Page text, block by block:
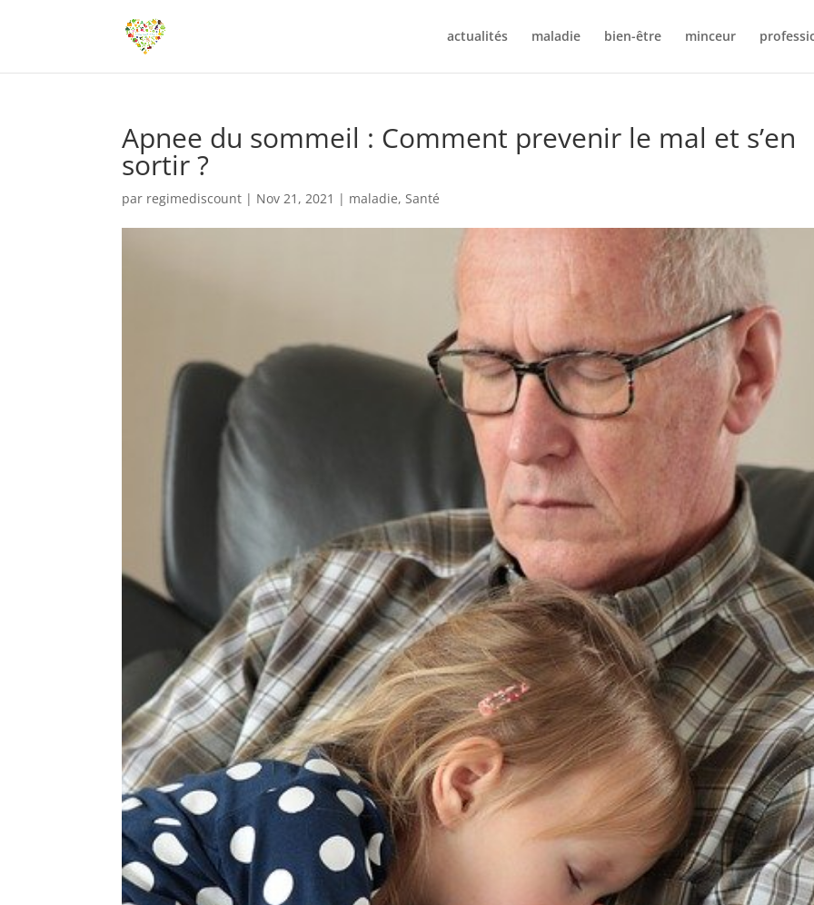
actualités maladie bien-être minceur
Apnee du sommeil : Comment prevenir le mal et s’en
sortir ?
par regimediscount | Nov 21, 2021 | maladie,Santé